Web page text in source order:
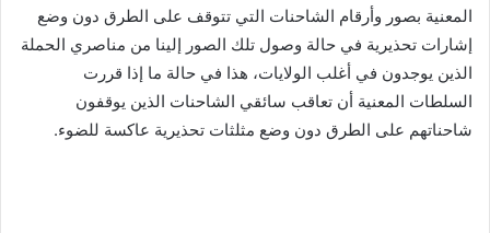
المعنية بصور وأرقام الشاحنات التي تتوقف على الطرق دون وضع
إشارات تحذيرية في حالة وصول تلك الصور إلينا من مناصري الحملة
الذين يوجدون في أغلب الولايات، هذا في حالة ما إذا قررت
السلطات المعنية أن تعاقب سائقي الشاحنات الذين يوقفون
شاحناتهم على الطرق دون وضع مثلثات تحذيرية عاكسة للضوء.